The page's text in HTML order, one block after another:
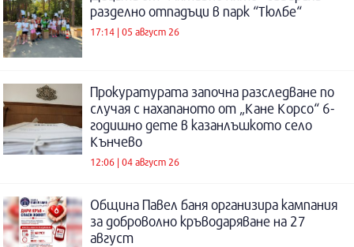
разделно отпадъци в парк “Тюлбе“
17:14 | 05 август 26
Прокуратурата започна разследване по
случая с нахапаното от „Кане Корсо“ 6-
годишно дете в казанлъшкото село
Кънчево
12:06 | 04 август 26
Община Павел баня организира кампания
за доброволно кръводаряване на 27
август